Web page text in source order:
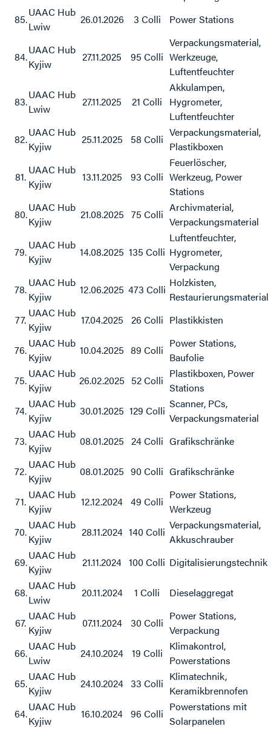
85.
UAAC Hub
Lwiw
26.01.2026 3 Colli Power Stations
84.
UAAC Hub
Kyjiw
27.11.2025 95 Colli
Verpackungsmaterial,
Werkzeuge,
Luftentfeuchter
83.
UAAC Hub
Lwiw
27.11.2025 21 Colli
Akkulampen,
Hygrometer,
Luftentfeuchter
82.
UAAC Hub
Kyjiw
25.11.2025 58 Colli
Verpackungsmaterial,
Plastikboxen
81.
UAAC Hub
Kyjiw
13.11.2025 93 Colli
Feuerlöscher,
Werkzeug, Power
Stations
80.
UAAC Hub
Kyjiw
21.08.2025 75 Colli
Archivmaterial,
Verpackungsmaterial
79.
UAAC Hub
Kyjiw
14.08.2025 135 Colli
Luftentfeuchter,
Hygrometer,
Verpackung
78.
UAAC Hub
Kyjiw
12.06.2025 473 Colli
Holzkisten,
Restaurierungsmaterial
77.
UAAC Hub
Kyjiw
17.04.2025 26 Colli Plastikkisten
76.
UAAC Hub
Kyjiw
10.04.2025 89 Colli
Power Stations,
Baufolie
75.
UAAC Hub
Kyjiw
26.02.2025 52 Colli
Plastikboxen, Power
Stations
74.
UAAC Hub
Kyjiw
30.01.2025 129 Colli
Scanner, PCs,
Verpackungsmaterial
73.
UAAC Hub
Kyjiw
08.01.2025 24 Colli Grafikschränke
72.
UAAC Hub
Kyjiw
08.01.2025 90 Colli Grafikschränke
71.
UAAC Hub
Kyjiw
12.12.2024 49 Colli
Power Stations,
Werkzeug
70.
UAAC Hub
Kyjiw
28.11.2024 140 Colli
Verpackungsmaterial,
Akkuschrauber
69.
UAAC Hub
Kyjiw
21.11.2024 100 Colli Digitalisierungstechnik
68.
UAAC Hub
Lwiw
20.11.2024 1 Colli Dieselaggregat
67.
UAAC Hub
Kyjiw
07.11.2024 30 Colli
Power Stations,
Verpackung
66.
UAAC Hub
Lwiw
24.10.2024 19 Colli
Klimakontrol,
Powerstations
65.
UAAC Hub
Kyjiw
24.10.2024 33 Colli
Klimatechnik,
Keramikbrennofen
64.
UAAC Hub
Kyjiw
16.10.2024 96 Colli
Powerstations mit
Solarpanelen